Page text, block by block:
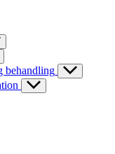
behandling